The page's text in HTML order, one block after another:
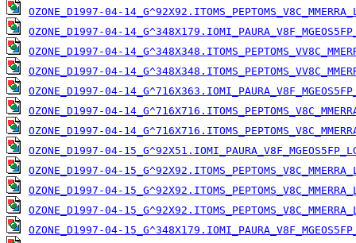
OZONE_D1997-04-
OZONE_D1997-04-
OZONE_D1997-04-
OZONE_D1997-04-
OZONE_D1997-04-
OZONE_D1997-04-
OZONE_D1997-04-
OZONE_D1997-04-
OZONE_D1997-04-
OZONE_D1997-04-
OZONE_D1997-04-
OZONE_D1997-04-